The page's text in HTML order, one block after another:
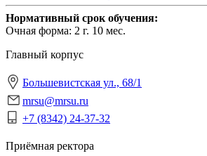
Нормативный срок обучения:
Очная форма: 2 г. 10 мес.
Главный корпус
Большевистская ул., 68/1
mrsu@mrsu.ru
+7 (8342) 24-37-32
Приёмная ректора